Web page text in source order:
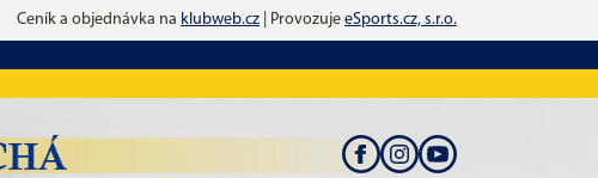
Ceník a objednávka na klubweb.cz | Provozuje eSports.cz, s.r.o.